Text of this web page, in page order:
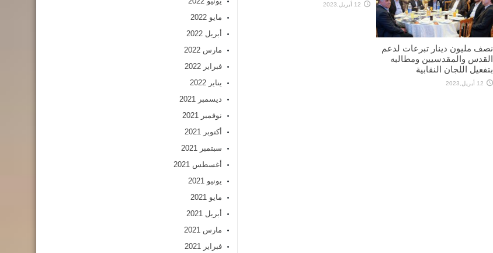
نصف مليون دينار تبرعات لدعم
القدس والمقدسيين ومطالبه
بتفعيل اللجان النقابية
12 أبريل,2023
12 أبريل,2023
مايو 2022
أبريل 2022
مارس 2022
فبراير 2022
يناير 2022
ديسمبر 2021
نوفمبر 2021
أكتوبر 2021
سبتمبر 2021
أغسطس 2021
يونيو 2021
مايو 2021
أبريل 2021
مارس 2021
فبراير 2021